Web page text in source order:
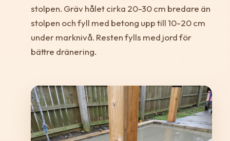
stolpen. Gräv hålet cirka 20-30 cm bredare än
stolpen och fyll med betong upp till 10-20 cm
under marknivå. Resten fylls med jord för
bättre dränering.